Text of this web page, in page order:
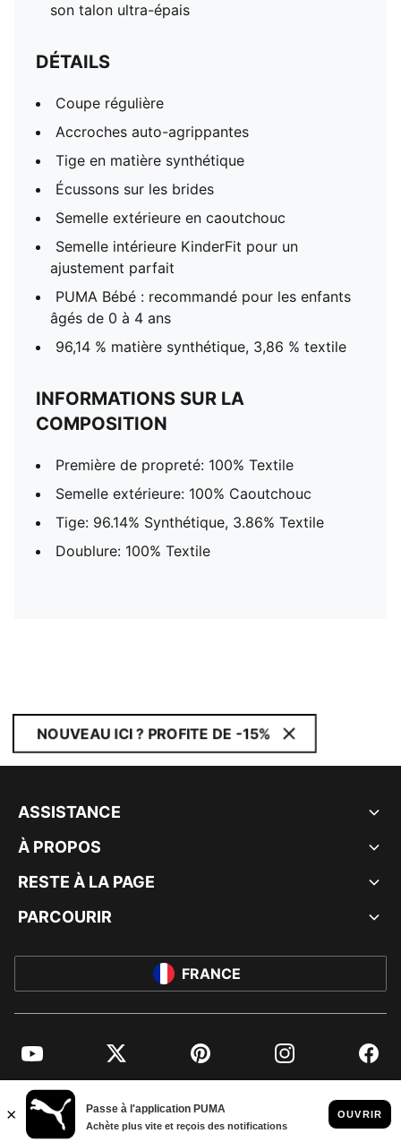
son talon ultra-épais
DÉTAILS
Coupe régulière
Accroches auto-agrippantes
Tige en matière synthétique
Écussons sur les brides
Semelle extérieure en caoutchouc
Semelle intérieure KinderFit pour un
ajustement parfait
PUMA Bébé : recommandé pour les enfants
âgés de 0 à 4 ans
96,14 % matière synthétique, 3,86 % textile
INFORMATIONS SUR LA
COMPOSITION
Première de propreté: 100% Textile
Semelle extérieure: 100% Caoutchouc
Tige: 96.14% Synthétique, 3.86% Textile
Doublure: 100% Textile
NOUVEAU ICI ? PROFITE DE -15%
ASSISTANCE
À PROPOS
RESTE À LA PAGE
PARCOURIR
FRANCE
YouTube Twitter Pinterest Instagram
© PUMA EUROPE GMBH, 2026. TOUS DROITS RÉSERVÉS
MENTIONS ET DONNÉES LÉGALES